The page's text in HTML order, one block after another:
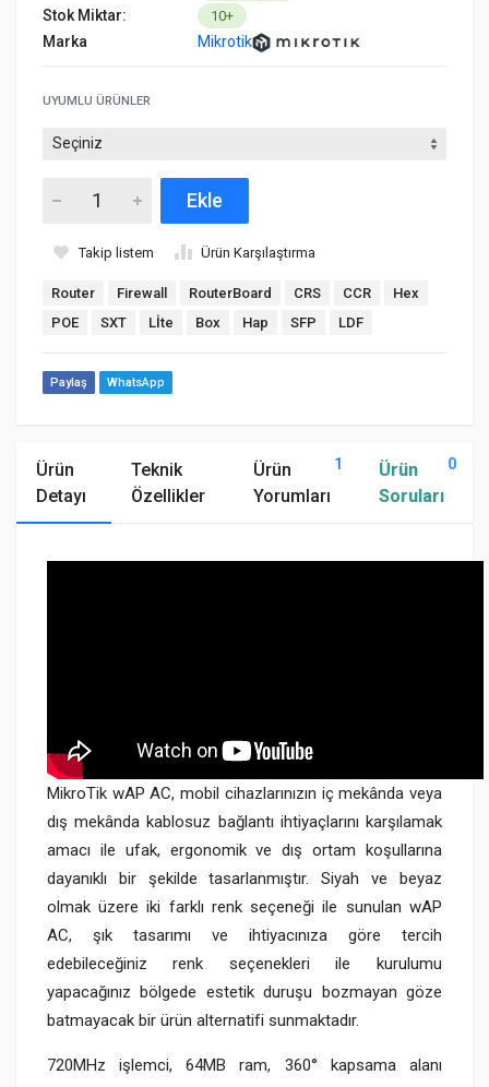
Stok Miktar: 10+
Marka Mikrotik
UYUMLU ÜRÜNLER
Ekle
Takip listem Ürün Karşılaştırma
Router Firewall RouterBoard CRS CCR
Hex
POE
SXT Lİte Box Hap SFP LDF
Paylaş WhatsApp
Ürün
Detayı
Teknik
Özellikler
Ürün
Yorumları
1
Ürün
Soruları
0
MikroTik wAP AC, mobil cihazlarınızın iç mekânda veya
dış mekânda kablosuz bağlantı ihtiyaçlarını karşılamak
amacı ile ufak, ergonomik ve dış ortam koşullarına
dayanıklı bir şekilde tasarlanmıştır. Siyah ve beyaz
olmak üzere iki farklı renk seçeneği ile sunulan wAP
AC, şık tasarımı ve ihtiyacınıza göre tercih
edebileceğiniz renk seçenekleri ile kurulumu
yapacağınız bölgede estetik duruşu bozmayan göze
batmayacak bir ürün alternatifi sunmaktadır.
720MHz işlemci, 64MB ram, 360° kapsama alanı